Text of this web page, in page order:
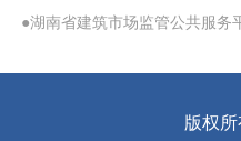
●湖南省建筑市场监管公共服务
版权